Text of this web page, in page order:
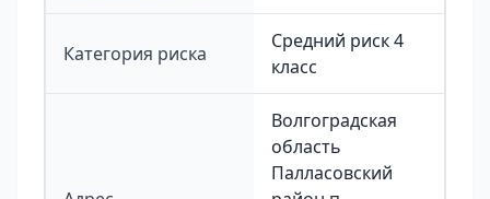
Категория риска
Средний риск 4
класс
Волгоградская
область
Палласовский